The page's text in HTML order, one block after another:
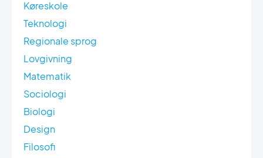
Køreskole
Teknologi
Regionale sprog
Lovgivning
Matematik
Sociologi
Biologi
Design
Filosofi